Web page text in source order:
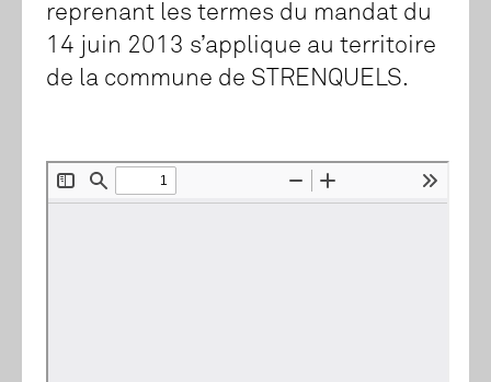
reprenant les termes du mandat du
14 juin 2013 s’applique au territoire
de la commune de STRENQUELS.